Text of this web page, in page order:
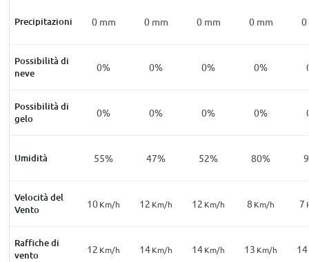
Precipitazioni
0mm 0 mm 0 mm 0 mm 0 mm 0
Possibilità di
neve
0% 0% 0% 0% 0%
Possibilità di
gelo
0% 0% 0% 0% 0%
Umidità
91 55% 47% 52% 80%
Velocità del
Vento7Km/h 10Km/h 12 Km/h 12 Km/h 8 Km/h 7
Raffiche di
vento
h 14Km/h 12 Km/h 14Km/h 14Km/h 13 Km/h 14